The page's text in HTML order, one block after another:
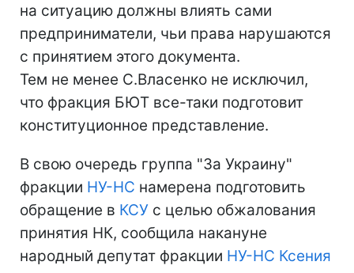
на ситуацию должны влиять сами
предприниматели, чьи права нарушаются
с принятием этого документа.
Тем не менее С.Власенко не исключил,
что фракция БЮТ все-таки подготовит
конституционное представление.
В свою очередь группа "За Украину"
фракции НУ-НС намерена подготовить
обращение в КСУ с целью обжалования
принятия НК, сообщила накануне
народный депутат фракции НУ-НС Ксения